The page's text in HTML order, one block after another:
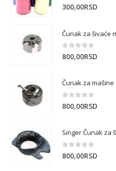
5.00out of 5
300,00RSD
Čunak za šivaće
0 out of 5
800,00RSD
Čunak za mašine
0 out of 5
800,00RSD
Singer Čunak za
800,00RSD